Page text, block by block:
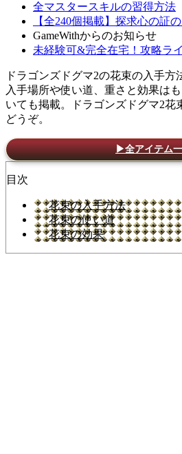
全マスタースキルの習得方法
【全240個掲載】探求心の証
GameWithからのお知らせ
未経験可&完全在宅！攻略ラ
ドラゴンズドグマ2の花束の入手
入手場所や使い道、重さと効果は
いても掲載。ドラゴンズドグマ2花
どうぞ。
▶全アイテム
目次
花束の入手方法
花束の使い道
花束の効果